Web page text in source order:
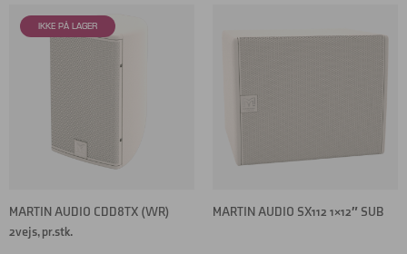
MARTIN AUDIO CDD8TX (WR)
2vejs, pr.stk.
MARTIN AUDIO SX112 1×12″ SUB